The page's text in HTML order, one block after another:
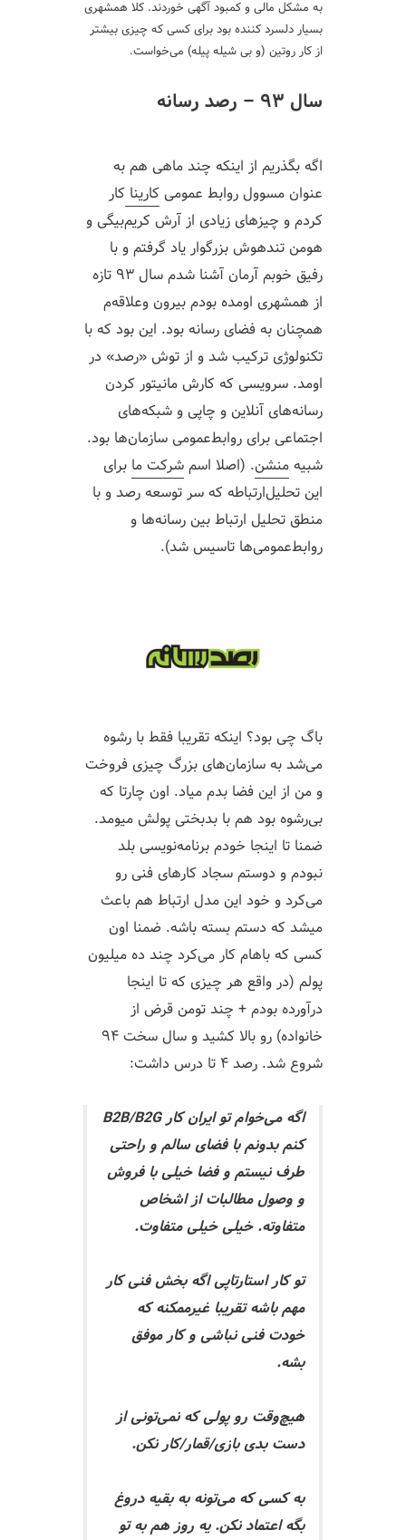
به مشکل مالی و کمبود آگهی خوردند. کلا همشهری
بسیار دلسرد کننده بود برای کسی که چیزی بیشتر
از کار روتین (و بی‌ شیله پیله) می‌خواست.
سال ۹۳ – رصد رسانه
اگه بگذریم از اینکه چند ماهی هم به
عنوان مسوول روابط عمومیکارینا کار
کردم و چیزهای زیادی از آرش کریم‌بیگی و
هومن تندهوش بزرگوار یاد گرفتم و با
رفیق خوبم آرمان آشنا شدم سال ۹۳ تازه
از همشهری اومده بودم بیرون وعلاقه‌م
همچنان به فضای رسانه بود. این بود که با
تکنولوژی ترکیب شد و از توش «رصد» در
اومد. سرویسی که کارش مانیتور کردن
رسانه‌های آنلاین و چاپی و شبکه‌های
اجتماعی برای روابط‌عمومی سازمان‌ها بود.
شبیه منشن. (اصلا اسمشرکت ما برای
این تحلیل‌ارتباطه که سر توسعه رصد و با
منطق تحلیل ارتباط بین رسانه‌ها و
روابط‌عمومی‌ها تاسیس شد).
باگ چی بود؟ اینکه تقریبا فقط با رشوه
می‌شد به سازمان‌های بزرگ چیزی فروخت
و من از این فضا بدم میاد. اون چارتا که
بی‌رشوه بود هم با بدبختی پولش میومد.
ضمنا تا اینجا خودم برنامه‌نویسی بلد
نبودم و دوستم سجاد کارهای فنی رو
می‌کرد و خود این مدل ارتباط هم باعث
میشد که دستم بسته باشه. ضمنا اون
کسی که باهام کار می‌کرد چند ده میلیون
پولم (در واقع هر چیزی که تا اینجا
درآورده بودم + چند تومن قرض از
خانواده) رو بالا کشید و سال سخت ۹۴
شروع شد. رصد ۴ تا درس داشت:
اگه می‌خوام تو ایران کار B2B/B2G
کنم بدونم با فضای سالم و راحتی
طرف نیستم و فضا خیلی با فروش
و وصول مطالبات از اشخاص
متفاوته. خیلی خیلی متفاوت.
تو کار استارتاپی اگه بخش فنی کار
مهم باشه تقریبا غیرممکنه که
خودت فنی نباشی و کار موفق
بشه.
هیچ‌وقت رو پولی که نمی‌تونی از
دست بدی بازی/قمار/کار نکن.
به کسی که می‌تونه به بقیه دروغ
بگه اعتماد نکن. یه روز هم به تو